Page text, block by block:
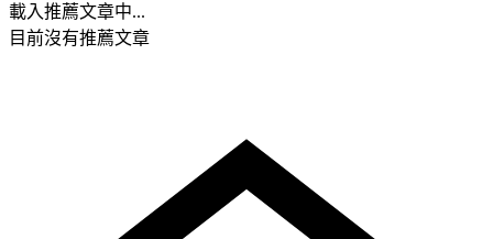
載入推薦文章中...
目前沒有推薦文章